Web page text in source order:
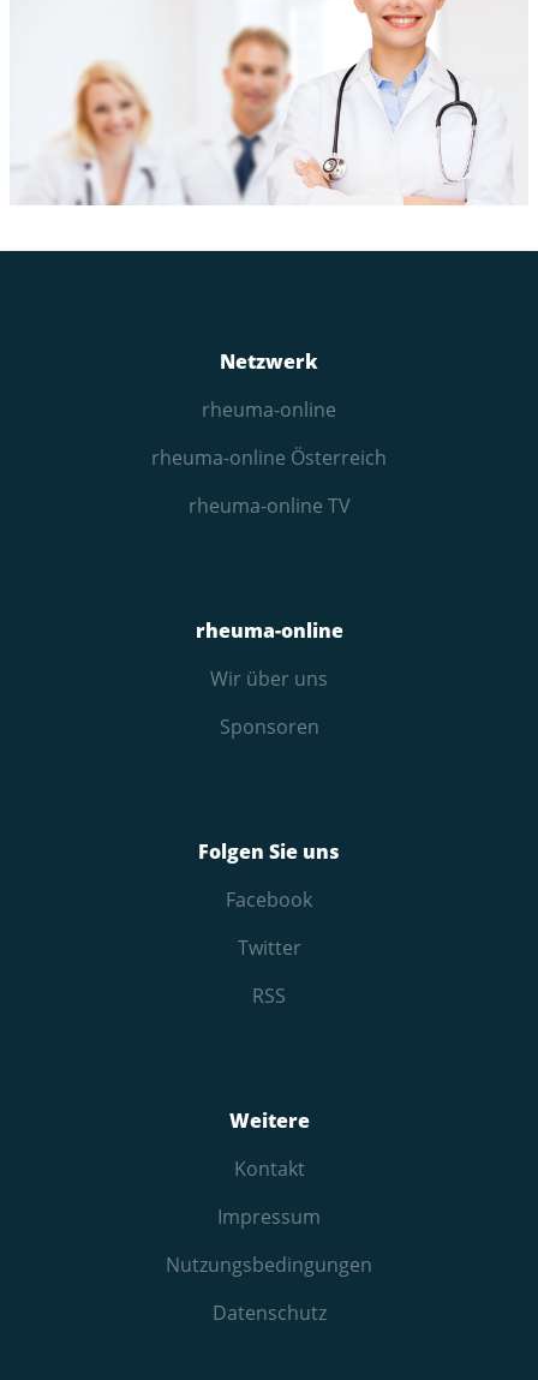
Netzwerk
rheuma-online
rheuma-online Österreich
rheuma-online TV
rheuma-online
Wir über uns
Sponsoren
Folgen Sie uns
Facebook
Twitter
RSS
Weitere
Kontakt
Impressum
Nutzungs­bedingungen
Datenschutz